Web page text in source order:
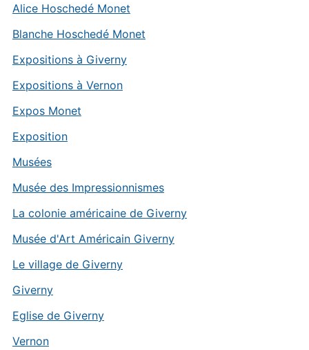
Alice Hoschedé Monet
Blanche Hoschedé Monet
Expositions à Giverny
Expositions à Vernon
Expos Monet
Exposition
Musées
Musée des Impressionnismes
La colonie américaine de Giverny
Musée d'Art Américain Giverny
Le village de Giverny
Giverny
Eglise de Giverny
Vernon